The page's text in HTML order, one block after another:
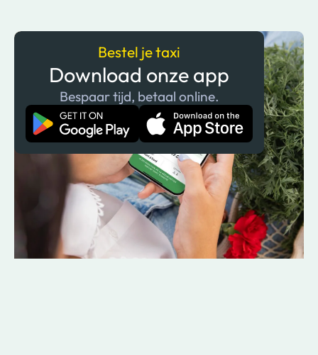
Bestel je taxi
Download onze app
Bespaar tijd, betaal online.